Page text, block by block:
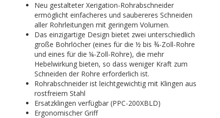
Neu gestalteter Xerigation-Rohrabschneider
ermöglicht einfacheres und saubereres Schneiden
aller Rohrleitungen mit geringem Volumen.
Das einzigartige Design bietet zwei unterschiedlich
große Bohrlöcher (eines für die ½ bis ¾-Zoll-Rohre
und eines für die ¼-Zoll-Rohre), die mehr
Hebelwirkung bieten, so dass weniger Kraft zum
Schneiden der Rohre erforderlich ist.
Rohrabschneider ist leichtgewichtig mit Klingen aus
rostfreiem Stahl
Ersatzklingen verfügbar (PPC-200XBLD)
Ergonomischer Griff